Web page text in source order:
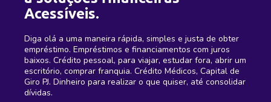
Acessíveis.
Diga olá a uma maneira rápida, simples e justa de obter
empréstimo. Empréstimos e financiamentos com juros
baixos. Crédito pessoal, para viajar, estudar fora, abrir um
escritório, comprar franquia. Crédito Médicos, Capital de
Giro PJ. Dinheiro para realizar o que quiser, até consolidar
dívidas.